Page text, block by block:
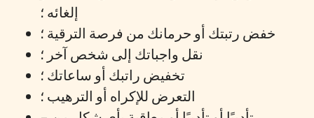
إلغائه ؛
خفض رتبتك أو حرمانك من فرصة الترقية ؛
نقل واجباتك إلى شخص آخر ؛
تخفيض راتبك أو ساعاتك ؛
التعرض للإكراه أو الترهيب ؛